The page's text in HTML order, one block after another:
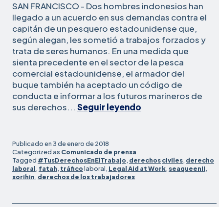
SAN FRANCISCO - Dos hombres indonesios han
llegado a un acuerdo en sus demandas contra el
capitán de un pesquero estadounidense que,
según alegan, les sometió a trabajos forzados y
trata de seres humanos. En una medida que
sienta precedente en el sector de la pesca
comercial estadounidense, el armador del
buque también ha aceptado un código de
conducta e informar a los futuros marineros de
sus derechos... Seguir leyendo
pesquero
estadounidense
Publicado en3 de enero de 2018
Categorized as Comunicado de prensa
Tagged #TusDerechosEnElTrabajo, derechosciviles, derecho
laboral, fatah, tráficolaboral, Legal Aid at Work, seaqueenII,
sorihin, derechos de los trabajadores